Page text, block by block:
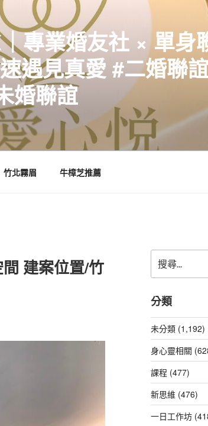
專業婚友社 × 單身
遇見真愛 #二婚聯
婚聯誼
竹北霧眉 牛樟芝推薦
建案位置/竹
尋
關
鍵
字:
分類
未分類 (1,192)
身心靈相關
課程 (477)
新思維 (476)
一日工作坊